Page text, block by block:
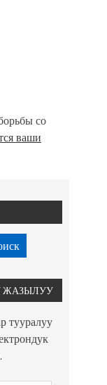
со
ваши
ЖАЗЫЛУУ
тууралуу